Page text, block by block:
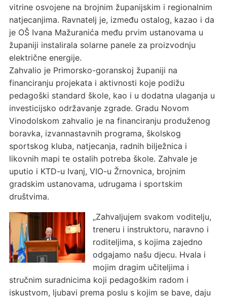
vitrine osvojene na brojnim županijskim i regionalnim
natjecanjima. Ravnatelj je, između ostalog, kazao i da
je OŠ Ivana Mažuranića među prvim ustanovama u
županiji instalirala solarne panele za proizvodnju
električne energije.
Zahvalio je Primorsko-goranskoj županiji na
financiranju projekata i aktivnosti koje podižu
pedagoški standard škole, kao i u dodatna ulaganja u
investicijsko održavanje zgrade. Gradu Novom
Vinodolskom zahvalio je na financiranju produženog
boravka, izvannastavnih programa, školskog
sportskog kluba, natjecanja, radnih bilježnica i
likovnih mapi te ostalih potreba škole. Zahvale je
uputio i KTD-u Ivanj, VIO-u Žrnovnica, brojnim
gradskim ustanovama, udrugama i sportskim
društvima.
„Zahvaljujem svakom voditelju,
treneru i instruktoru, naravno i
roditeljima, s kojima zajedno
odgajamo našu djecu. Hvala i
mojim dragim učiteljima i
stručnim suradnicima koji pedagoškim radom i
iskustvom, ljubavi prema poslu s kojim se bave, daju